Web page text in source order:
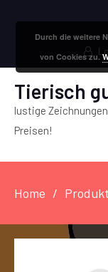
Tierisch
lustige
Preisen!
Home
Durch die weitere
von Cookies zu.